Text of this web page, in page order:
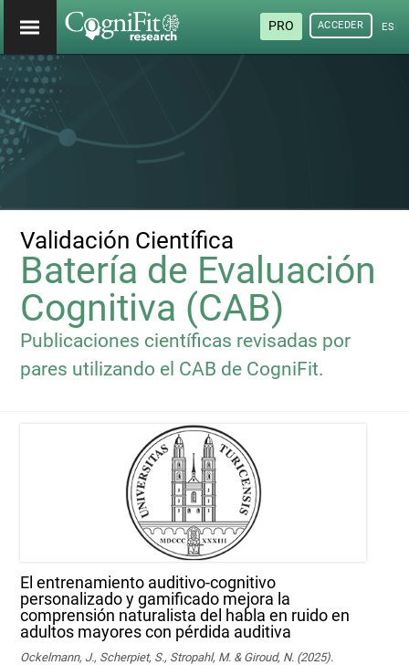
PRO ACCEDER
Validación Científica
Batería de Evaluación
Cognitiva (CAB)
Publicaciones científicas revisadas por
pares utilizando el CAB de CogniFit.
El entrenamiento auditivo-cognitivo
personalizado y gamificado mejora la
comprensión naturalista del habla en ruido en
adultos mayores con pérdida auditiva
Ockelmann, J., Scherpiet, S., Stropahl, M. & Giroud, N. (2025).